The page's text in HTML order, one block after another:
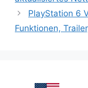
PlayStation 6
Funktionen,